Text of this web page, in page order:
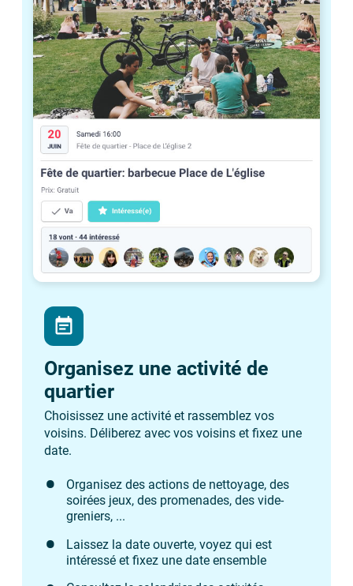
event_note
Organisez une activité de
quartier
Choisissez une activité et rassemblez vos
voisins. Déliberez avec vos voisins et fixez une
date.
Organisez des actions de nettoyage, des
soirées jeux, des promenades, des vide-
greniers, ...
Laissez la date ouverte, voyez qui est
intéressé et fixez une date ensemble